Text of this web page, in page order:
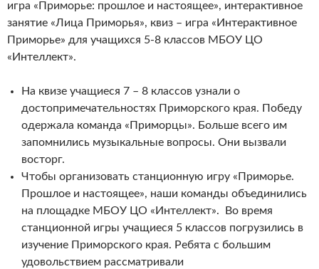
игра «Приморье: прошлое и настоящее», интерактивное
занятие «Лица Приморья», квиз – игра «Интерактивное
Приморье» для учащихся 5-8 классов МБОУ ЦО
«Интеллект».
На квизе учащиеся 7 – 8 классов узнали о
достопримечательностях Приморского края. Победу
одержала команда «Приморцы». Больше всего им
запомнились музыкальные вопросы. Они вызвали
восторг.
Чтобы организовать станционную игру «Приморье.
Прошлое и настоящее», наши команды объединились
на площадке МБОУ ЦО «Интеллект». Во время
станционной игры учащиеся 5 классов погрузились в
изучение Приморского края. Ребята с большим
удовольствием рассматривали